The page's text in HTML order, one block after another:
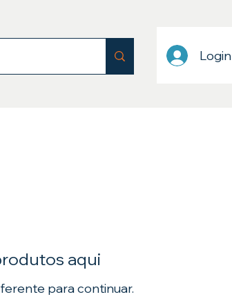
Login
aqui
para continuar.